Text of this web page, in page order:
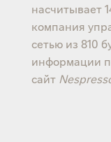
насчитывает
компания
сетью из 810
информации
сайт